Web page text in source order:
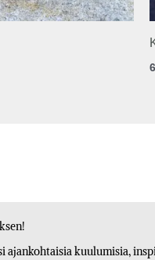
ajankohtaisia kuulumisia,